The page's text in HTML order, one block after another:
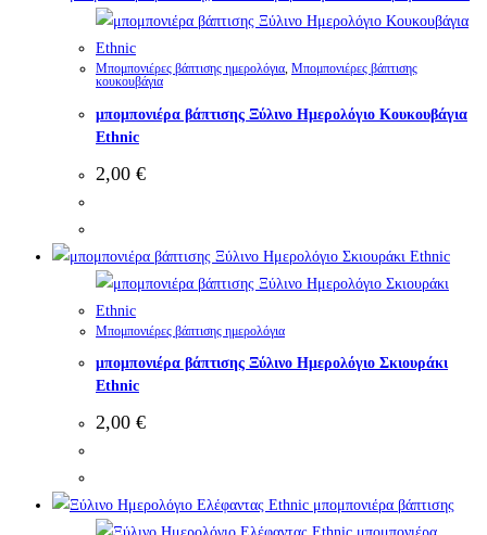
Μπομπονιέρες βάπτισης ημερολόγια, Μπομπονιέρες βάπτισης
κουκουβάγια
μπομπονιέρα βάπτισης Ξύλινο Ημερολόγιο Κουκουβάγια
Ethnic
2,00 €
Μπομπονιέρες βάπτισης ημερολόγια
μπομπονιέρα βάπτισης Ξύλινο Ημερολόγιο Σκιουράκι
Ethnic
2,00 €